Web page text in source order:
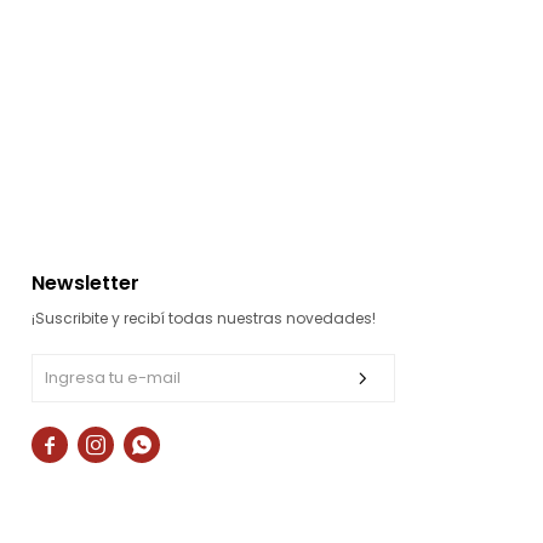
Newsletter
¡Suscribite y recibí todas nuestras novedades!
  